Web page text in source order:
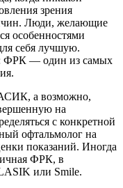
зрения
Люди, желающие
особенностями
себя лучшую.
ФРК — один из самых
а возможно,
на
с конкретной
офтальмолог на
показаний. Иногда
ФРК, в
или Smile.